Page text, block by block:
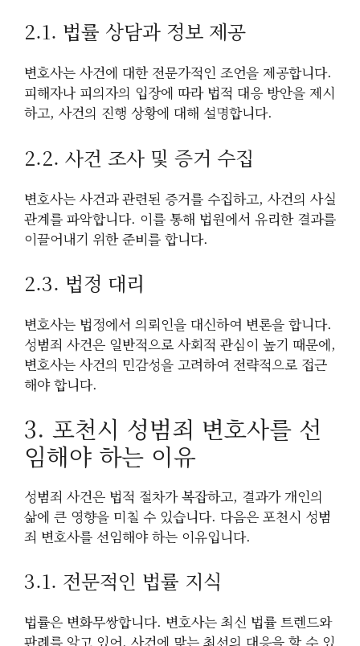
2.1. 법률 상담과 정보 제공
변호사는 사건에 대한 전문가적인 조언을 제공합니다.
피해자나 피의자의 입장에 따라 법적 대응 방안을 제시
하고, 사건의 진행 상황에 대해 설명합니다.
2.2. 사건 조사 및 증거 수집
변호사는 사건과 관련된 증거를 수집하고, 사건의 사실
관계를 파악합니다. 이를 통해 법원에서 유리한 결과를
이끌어내기 위한 준비를 합니다.
2.3. 법정 대리
변호사는 법정에서 의뢰인을 대신하여 변론을 합니다.
성범죄 사건은 일반적으로 사회적 관심이 높기 때문에,
변호사는 사건의 민감성을 고려하여 전략적으로 접근
해야 합니다.
3. 포천시 성범죄 변호사를 선
임해야 하는 이유
성범죄 사건은 법적 절차가 복잡하고, 결과가 개인의
삶에 큰 영향을 미칠 수 있습니다. 다음은 포천시 성범
죄 변호사를 선임해야 하는 이유입니다.
3.1. 전문적인 법률 지식
법률은 변화무쌍합니다. 변호사는 최신 법률 트렌드와
판례를 알고 있어, 사건에 맞는 최선의 대응을 할 수 있